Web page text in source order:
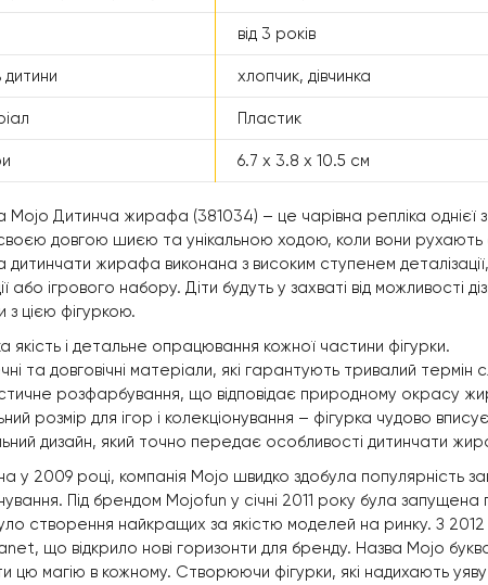
від 3 років
хлопчик, дівчинка
Пластик
6.7 x 3.8 x 10.5 см
Mojo Дитинча жирафа (381034) – це чарівна репліка
своєю довгою шиєю та унікальною ходою, коли вони рухають
дитинчати жирафа виконана з високим ступенем
або ігрового набору. Діти будуть у захваті від можливості
з цією фігуркою.
якість і детальне опрацювання кожної частини фігурки.
та довговічні матеріали, які гарантують тривалий термін
розфарбування, що відповідає природному окрасу
розмір для ігор і колекціонування – фігурка чудово
дизайн, який точно передає особливості дитинчати
у 2009 році, компанія Mojo швидко здобула популярність
Під брендом Mojofun у січні 2011 року була
створення найкращих за якістю моделей на ринку. З
що відкрило нові горизонти для бренду. Назва Mojo
цю магію в кожному. Створюючи фігурки, які надихають